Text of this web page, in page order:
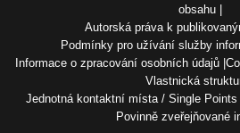
obsahu
Autorská práva k
Podmínky pro užívání služby
Informace o zpracování osobních údajů
Vlastnická
Jednotná kontaktní místa / Single Points
Povinně zveřejňované